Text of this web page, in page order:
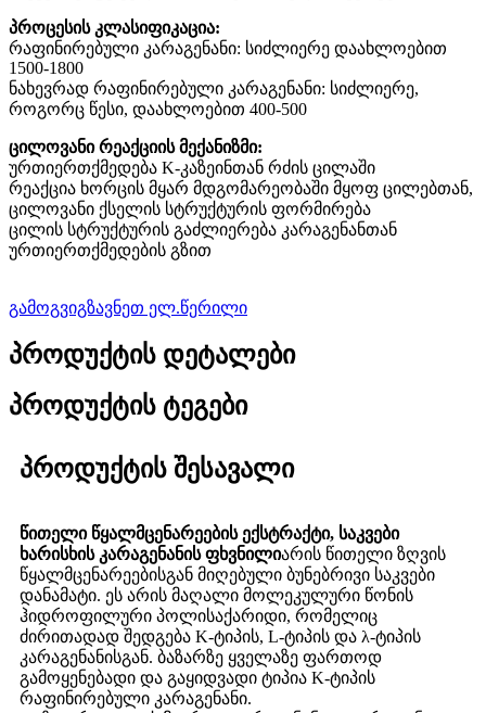
პროცესის კლასიფიკაცია:
რაფინირებული კარაგენანი: სიძლიერე დაახლოებით
1500-1800
ნახევრად რაფინირებული კარაგენანი: სიძლიერე,
როგორც წესი, დაახლოებით 400-500
ცილოვანი რეაქციის მექანიზმი:
ურთიერთქმედება K-კაზეინთან რძის ცილაში
რეაქცია ხორცის მყარ მდგომარეობაში მყოფ ცილებთან,
ცილოვანი ქსელის სტრუქტურის ფორმირება
ცილის სტრუქტურის გაძლიერება კარაგენანთან
ურთიერთქმედების გზით
გამოგვიგზავნეთ ელ.წერილი
პროდუქტის დეტალები
პროდუქტის ტეგები
პროდუქტის შესავალი
წითელი წყალმცენარეების ექსტრაქტი, საკვები
ხარისხის კარაგენანის ფხვნილიარის წითელი ზღვის
წყალმცენარეებისგან მიღებული ბუნებრივი საკვები
დანამატი. ეს არის მაღალი მოლეკულური წონის
ჰიდროფილური პოლისაქარიდი, რომელიც
ძირითადად შედგება K-ტიპის, L-ტიპის და λ-ტიპის
კარაგენანისგან. ბაზარზე ყველაზე ფართოდ
გამოყენებადი და გაყიდვადი ტიპია K-ტიპის
რაფინირებული კარაგენანი.